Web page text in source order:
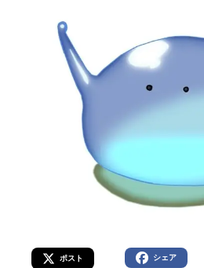
ポスト シェア